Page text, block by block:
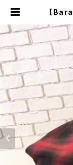
【
ン L007519 | 広島の帽子専門